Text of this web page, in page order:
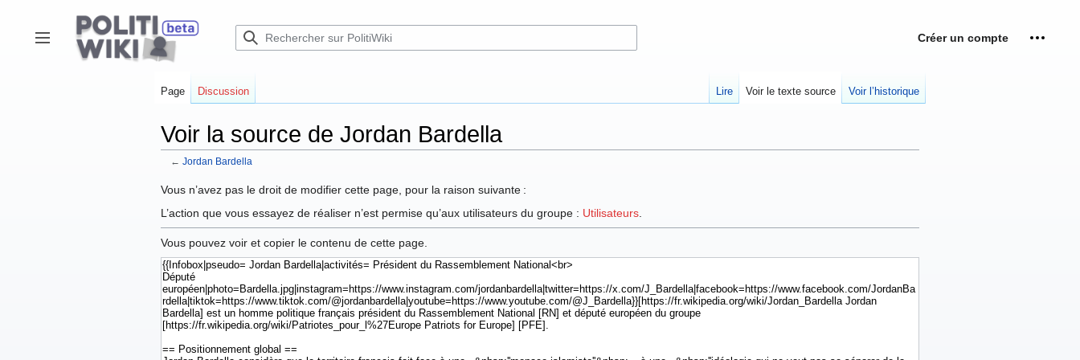
contenu
Afficher / masquer la barre latérale
Créer un compte
Page Discussion Lire Voir le texte source Voir l’historique
Voir la source de Jordan Bardella
← Jordan Bardella
Vous n’avez pas le droit de modifier cette page, pour la raison suivante :
L’action que vous essayez de réaliser n’est permise qu’aux utilisateurs du groupe : Utilisateurs
Vous pouvez voir et copier le contenu de cette page.